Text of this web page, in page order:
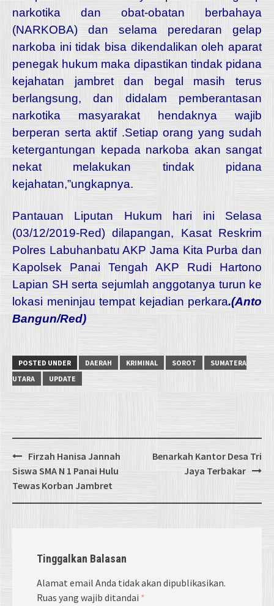
narkotika dan obat-obatan berbahaya
(NARKOBA) dan selama peredaran gelap
narkoba ini tidak bisa dikendalikan oleh aparat
penegak hukum maka dipastikan tindak pidana
kejahatan jambret dan begal masih terus
berlangsung, dan didalam pemberantasan
narkotika masyarakat hendaknya wajib
berperan serta aktif .Setiap orang yang sudah
ketergantungan kepada narkoba akan sangat
nekat melakukan tindak pidana
kejahatan,”ungkapnya.
Pantauan Liputan Hukum hari ini Selasa
(03/12/2019-Red) dilapangan, Kasat Reskrim
Polres Labuhanbatu AKP Jama Kita Purba dan
Kapolsek Panai Tengah AKP Rudi Hartono
Lapian SH serta sejumlah anggotanya turun ke
lokasi meninjau tempat kejadian perkara.(Anto
Bangun/Red)
POSTED UNDER DAERAH KRIMINAL SOROT
SUMATERA
UTARA
UPDATE
Post
navigation
Firzah Hanisa Jannah
Siswa SMA N 1 Panai Hulu
Tewas Korban Jambret
Benarkah Kantor Desa Tri
Jaya Terbakar
Tinggalkan Balasan
Alamat email Anda tidak akan dipublikasikan.
Ruas yang wajib ditandai *